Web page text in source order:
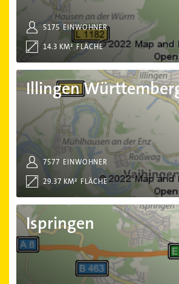
EINWOHNER
5175
FLÄCHE
14.3 KM²
Illingen
EINWOHNER
7577
FLÄCHE
29.37 KM²
Illingen Württemberg
Ispringen
Ispringen